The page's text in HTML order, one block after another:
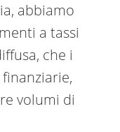
abbiamo
a tassi
che i
volumi di